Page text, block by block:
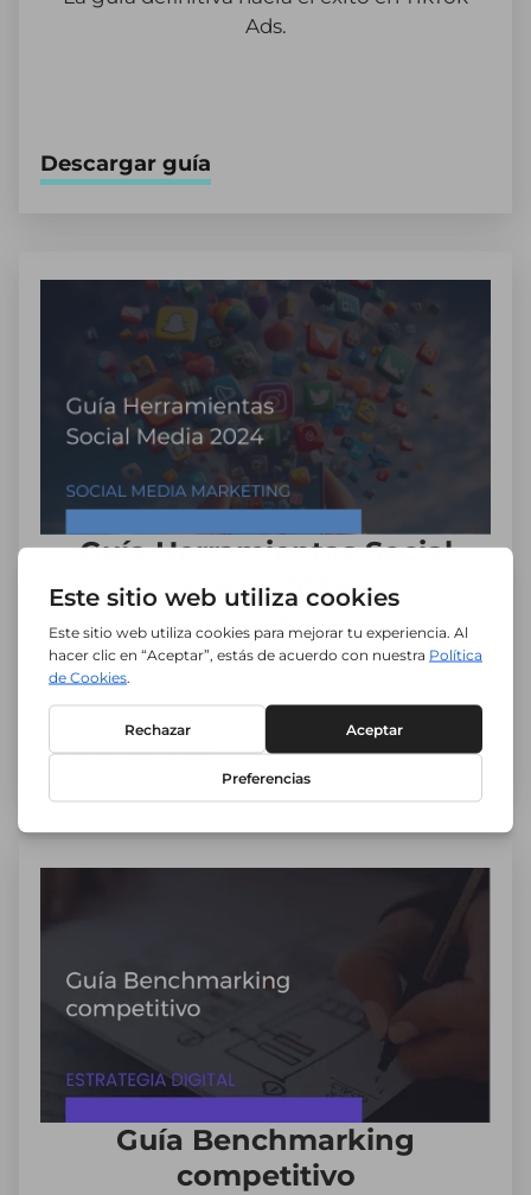
Ads.
Descargar guía
Guía Herramientas Social
Media 2024
TOP.
Descargar guía
Guía Benchmarking
competitivo